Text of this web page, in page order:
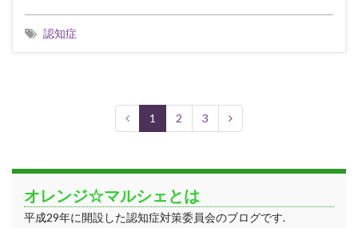
認知症
1 2 3
オレンジ☆マルシェとは
平成29年に開設した認知症対策委員会のブログです.